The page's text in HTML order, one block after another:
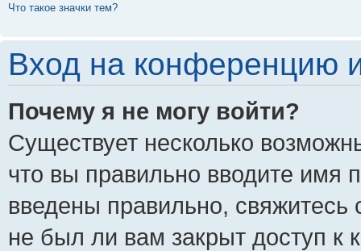
Что такое значки тем?
Вход на конференцию
Почему я не могу войти?
Существует несколько
что вы правильно вводите имя
введены правильно,
не был ли вам закрыт доступ к